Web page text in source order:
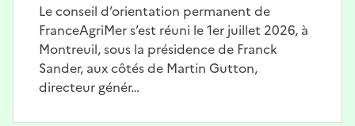
Le conseil d’orientation permanent de
FranceAgriMer s’est réuni le 1er juillet 2026, à
Montreuil, sous la présidence de Franck
Sander, aux côtés de Martin Gutton,
directeur génér…